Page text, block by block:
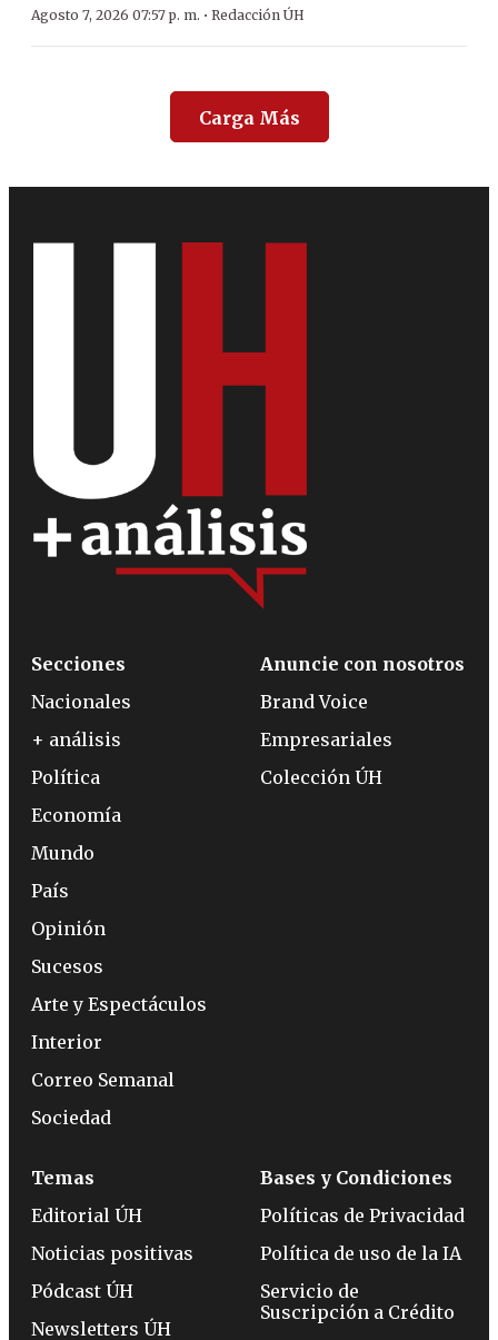
Agosto 7, 2026 07:57 p. m. · Redacción ÚH
Carga Más
Secciones
Nacionales
+ análisis
Política
Economía
Mundo
País
Opinión
Sucesos
Arte y Espectáculos
Interior
Correo Semanal
Sociedad
Anuncie con nosotros
Brand Voice
Empresariales
Colección ÚH
Temas
Editorial ÚH
Noticias positivas
Pódcast ÚH
Newsletters ÚH
Bases y Condiciones
Políticas de Privacidad
Política de uso de la IA
Servicio de
Suscripción a Crédito